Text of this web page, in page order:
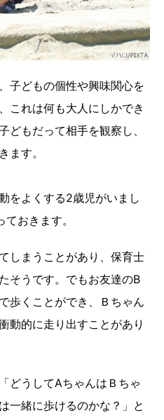
子どもの個性や興味関心を
これは何も大人にしかでき
どもだって相手を観察し、
ます。
をよくする2歳児がいまし
おきます。
しまうことがあり、保育士
そうです。でもお友達のB
歩くことができ、Ｂちゃん
動的に走り出すことがあり
どうしてAちゃんはＢちゃ
一緒に歩けるのかな？」と